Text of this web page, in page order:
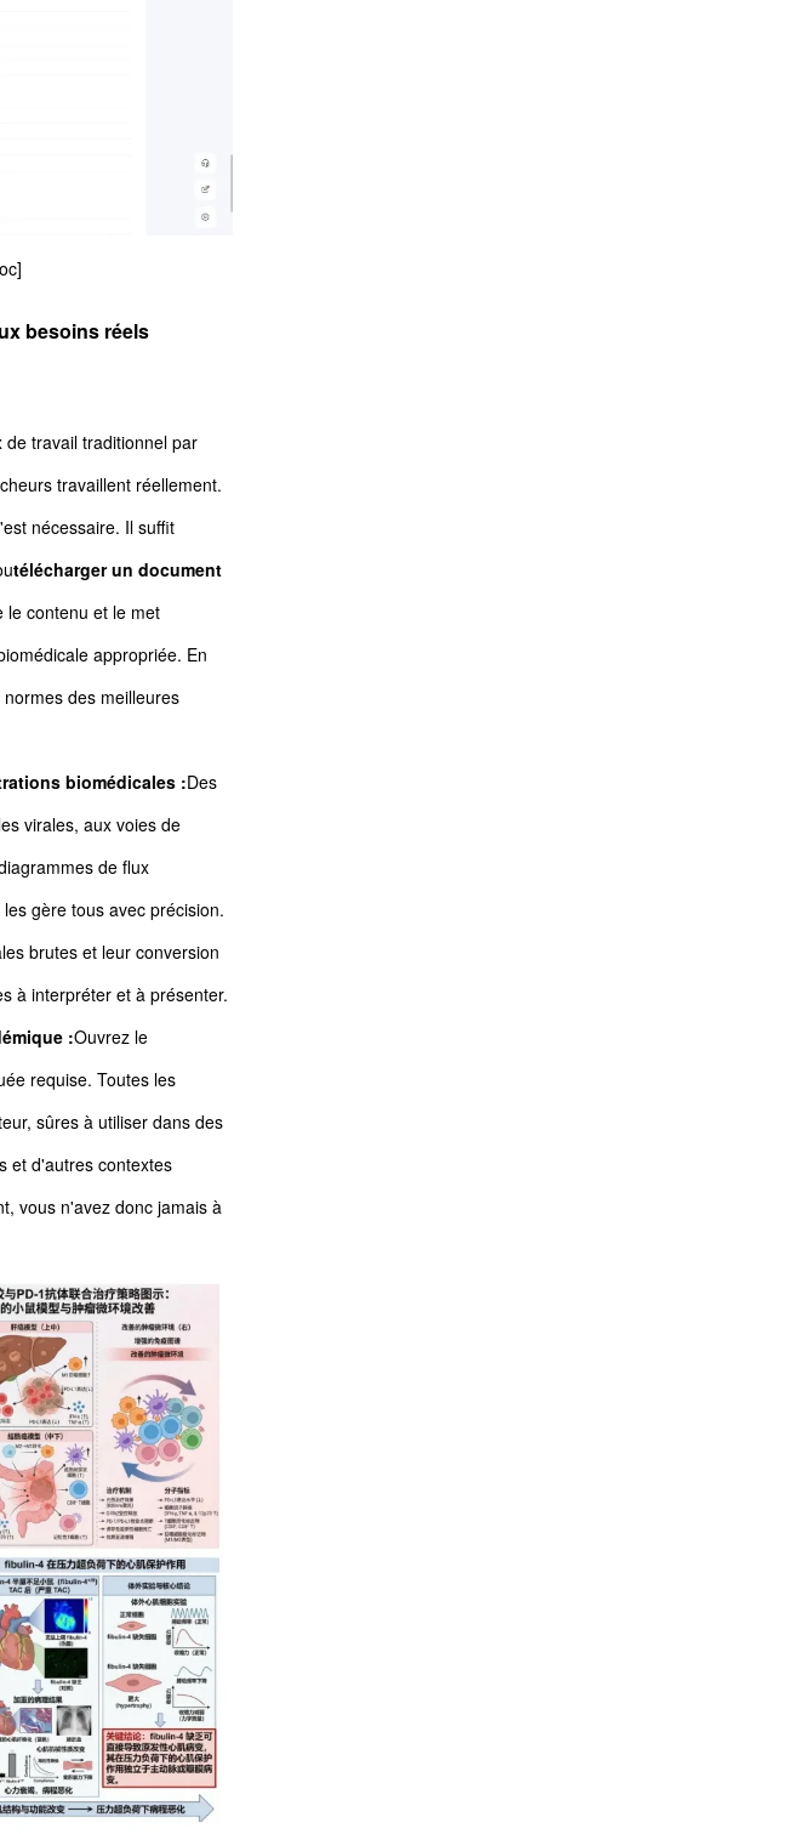
besoins réels
de travail traditionnel par
travaillent réellement.
nécessaire. Il suffit
télécharger un document
le contenu et le met
appropriée. En
des meilleures
biomédicales :Des
virales, aux voies de
de flux
gère tous avec précision.
brutes et leur conversion
à interpréter et à présenter.
:Ouvrez le
requise. Toutes les
sûres à utiliser dans des
et d'autres contextes
vous n'avez donc jamais à